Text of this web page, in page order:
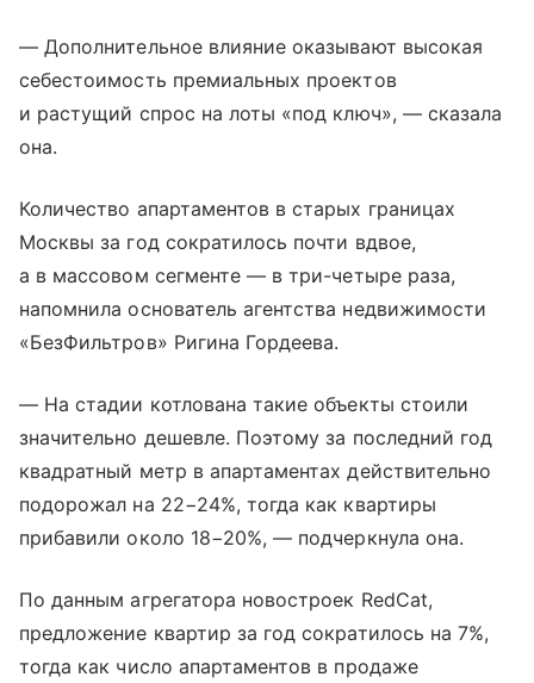
— Дополнительное влияние оказывают высокая
себестоимость премиальных проектов
и растущий спрос на лоты «под ключ», — сказала
она.
Количество апартаментов в старых границах
Москвы за год сократилось почти вдвое,
а в массовом сегменте — в три-четыре раза,
напомнила основатель агентства недвижимости
«БезФильтров» Ригина Гордеева.
— На стадии котлована такие объекты стоили
значительно дешевле. Поэтому за последний год
квадратный метр в апартаментах действительно
подорожал на 22−24%, тогда как квартиры
прибавили около 18−20%, — подчеркнула она.
По данным агрегатора новостроек RedCat,
предложение квартир за год сократилось на 7%,
тогда как число апартаментов в продаже